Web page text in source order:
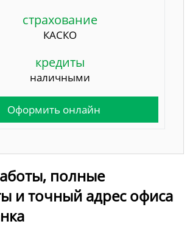
страхование
КАСКО
кредиты
наличными
Оформить онлайн
полные
и точный адрес офиса